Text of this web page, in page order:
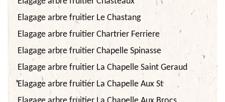
Elagage arbre fruitier Le Chastang
Elagage arbre fruitier Chartrier Ferriere
Elagage arbre fruitier Chapelle Spinasse
Elagage arbre fruitier La Chapelle Saint Geraud
Elagage arbre fruitier La Chapelle Aux St